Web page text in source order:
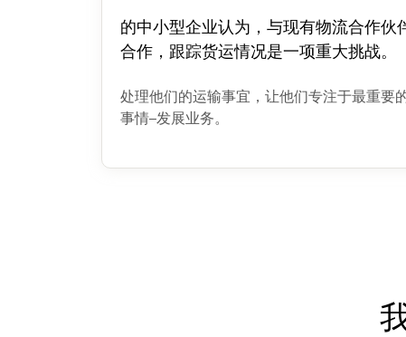
的中小型企业认为，与现有物流合作伙
合作，跟踪货运情况是一项重大挑战。
处理他们的运输事宜，让他们专注于最重要
事情–发展业务。